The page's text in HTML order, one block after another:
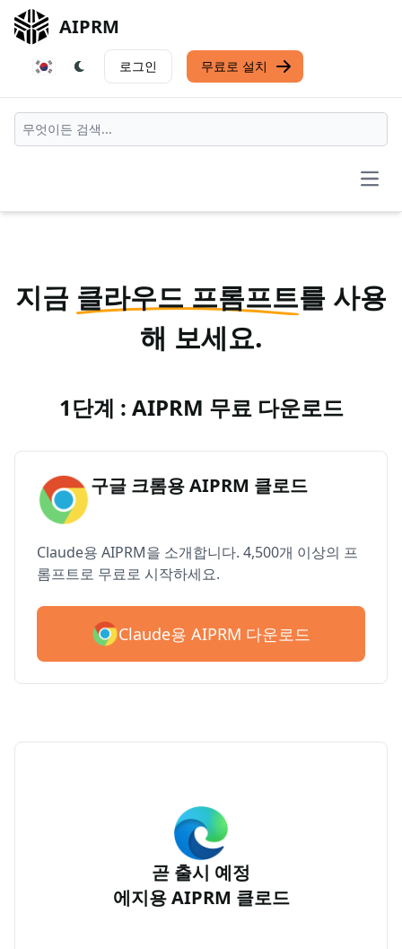
AIPRM
로그인 무료로 설치
지금 클라우드 프롬프트를 사용
해 보세요.
1단계 : AIPRM 무료 다운로드
구글 크롬용 AIPRM 클로드
Claude용 AIPRM을 소개합니다. 4,500개 이상의 프
롬프트로 무료로 시작하세요.
Claude용 AIPRM 다운로드
곧 출시 예정
에지용 AIPRM 클로드